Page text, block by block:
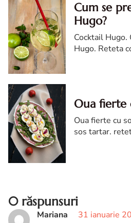
Cum se
Hugo?
Cocktail Hugo.
Hugo. Reteta
Oua fierte
Oua fierte cu
sos tartar.
0 răspunsuri
Mariana 31 ianuarie